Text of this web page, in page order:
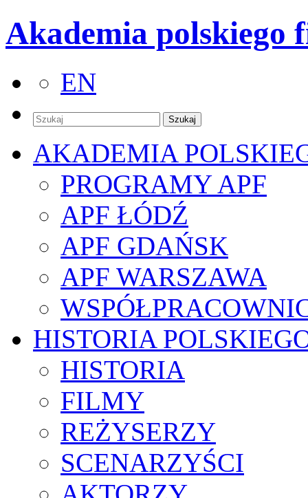
Akademia polskiego
EN
AKADEMIA
PROGRAMY APF
APF ŁÓDŹ
APF GDAŃSK
APF WARSZAWA
HISTORIA
HISTORIA
FILMY
REŻYSERZY
SCENARZYŚCI